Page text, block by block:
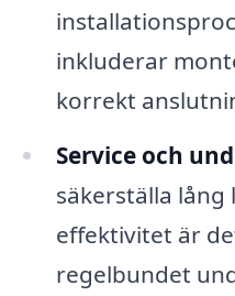
inkluderar
korrekt
Service och
säkerställa lång
effektivitet är
regelbundet